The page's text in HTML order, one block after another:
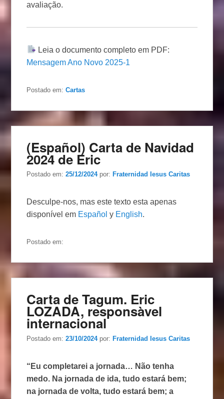
avaliação.
Leia o documento completo em PDF:
Mensagem Ano Novo 2025-1
Postado em: Cartas
(Español) Carta de Navidad
2024 de Eric
Postado em:25/12/2024 por: Fraternidad Iesus Caritas
Desculpe-nos, mas este texto esta apenas
disponível em Español y English.
Postado em:
Carta de Tagum. Eric
LOZADA, responsàvel
internacional
Postado em:23/10/2024 por: Fraternidad Iesus Caritas
“Eu completarei a jornada… Não tenha
medo. Na jornada de ida, tudo estará bem;
na jornada de volta, tudo estará bem; a